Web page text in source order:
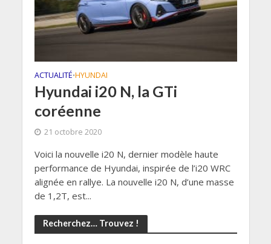
ACTUALITÉ•HYUNDAI
Hyundai i20 N, la GTi
coréenne
21 octobre 2020
Voici la nouvelle i20 N, dernier modèle haute
performance de Hyundai, inspirée de l’i20 WRC
alignée en rallye. La nouvelle i20 N, d’une masse
de 1,2T, est...
Recherchez… Trouvez !